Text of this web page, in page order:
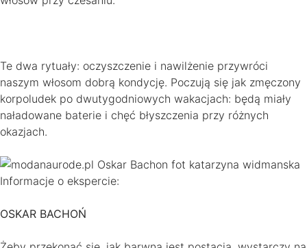
Te dwa rytuały: oczyszczenie i nawilżenie przywróci
naszym włosom dobrą kondycję. Poczują się jak zmęczony
korpoludek po dwutygodniowych wakacjach: będą miały
naładowane baterie i chęć błyszczenia przy różnych
okazjach.
Informacje o ekspercie:
OSKAR BACHOŃ